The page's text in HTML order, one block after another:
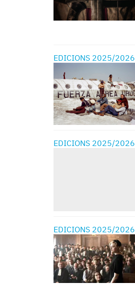
EDICIONS 2025/2026
EDICIONS 2025/2026
EDICIONS 2025/2026